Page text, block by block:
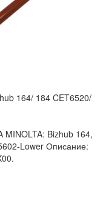
164/ 184 CET6520/
MINOLTA: Bizhub 164,
Lower Описание: